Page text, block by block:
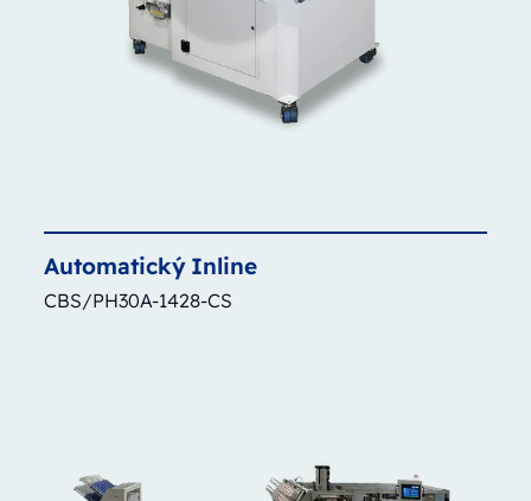
Automatický Inline
CBS/PH30A-1428-CS